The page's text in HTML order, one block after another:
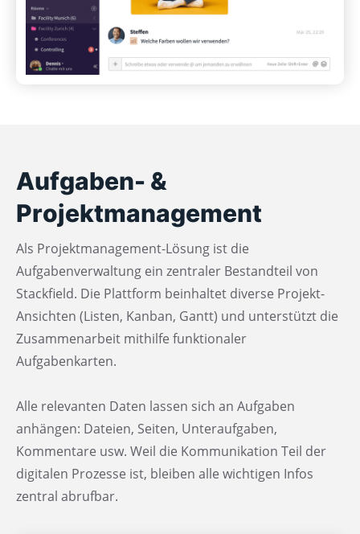
Aufgaben- &
Projektmanagement
Als Projektmanagement-Lösung ist die
Aufgabenverwaltung ein zentraler Bestandteil von
Stackfield. Die Plattform beinhaltet diverse Projekt-
Ansichten (Listen, Kanban, Gantt) und unterstützt die
Zusammenarbeit mithilfe funktionaler
Aufgabenkarten.
Alle relevanten Daten lassen sich an Aufgaben
anhängen: Dateien, Seiten, Unteraufgaben,
Kommentare usw. Weil die Kommunikation Teil der
digitalen Prozesse ist, bleiben alle wichtigen Infos
zentral abrufbar.